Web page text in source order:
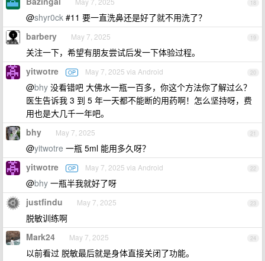
18
@shyr0ck #11 要一直洗鼻还是好了就不用洗了？
19
barbery May 7, 2025
关注一下，希望有朋友尝试后发一下体验过程。
20
yitwotre OP May 7, 2025 via Android
@bhy 没看错吧 大佛水一瓶一百多，你这个方法你了解过么？
医生告诉我 3 到 5 年一天都不能断的用药啊！怎么坚持呀，费
用也是大几千一年吧。
21
bhy May 7, 2025
@yitwotre 一瓶 5ml 能用多久呀？
22
yitwotre OP May 7, 2025 via Android
@bhy 一瓶半我就好了呀
23
justfindu May 7, 2025
脱敏训练啊
24
Mark24 May 7, 2025
以前看过 脱敏最后就是身体直接关闭了功能。